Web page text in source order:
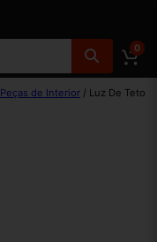
0
Peças de Interior / Luz De Teto